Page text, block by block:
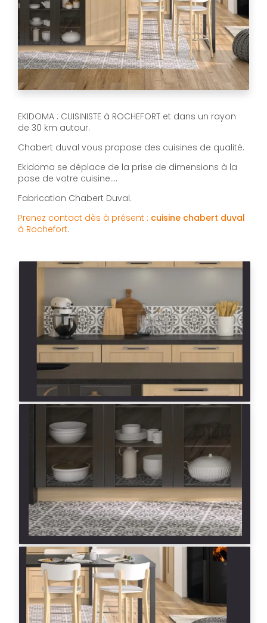
EKIDOMA : CUISINISTE à ROCHEFORT et dans un rayon
de 30 km autour.
Chabert duval vous propose des cuisines de qualité.
Ekidoma se déplace de la prise de dimensions à la
pose de votre cuisine....
Fabrication Chabert Duval.
Prenez contact dès à présent : cuisine chabert duval
à Rochefort.